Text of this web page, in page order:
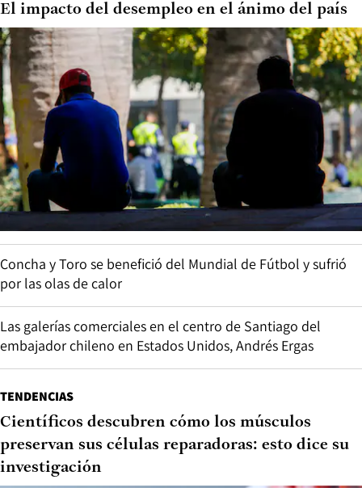
El impacto del desempleo en el ánimo del país
Concha y Toro se benefició del Mundial de Fútbol y sufrió
por las olas de calor
Las galerías comerciales en el centro de Santiago del
embajador chileno en Estados Unidos, Andrés Ergas
TENDENCIAS
Científicos descubren cómo los músculos
preservan sus células reparadoras: esto dice su
investigación